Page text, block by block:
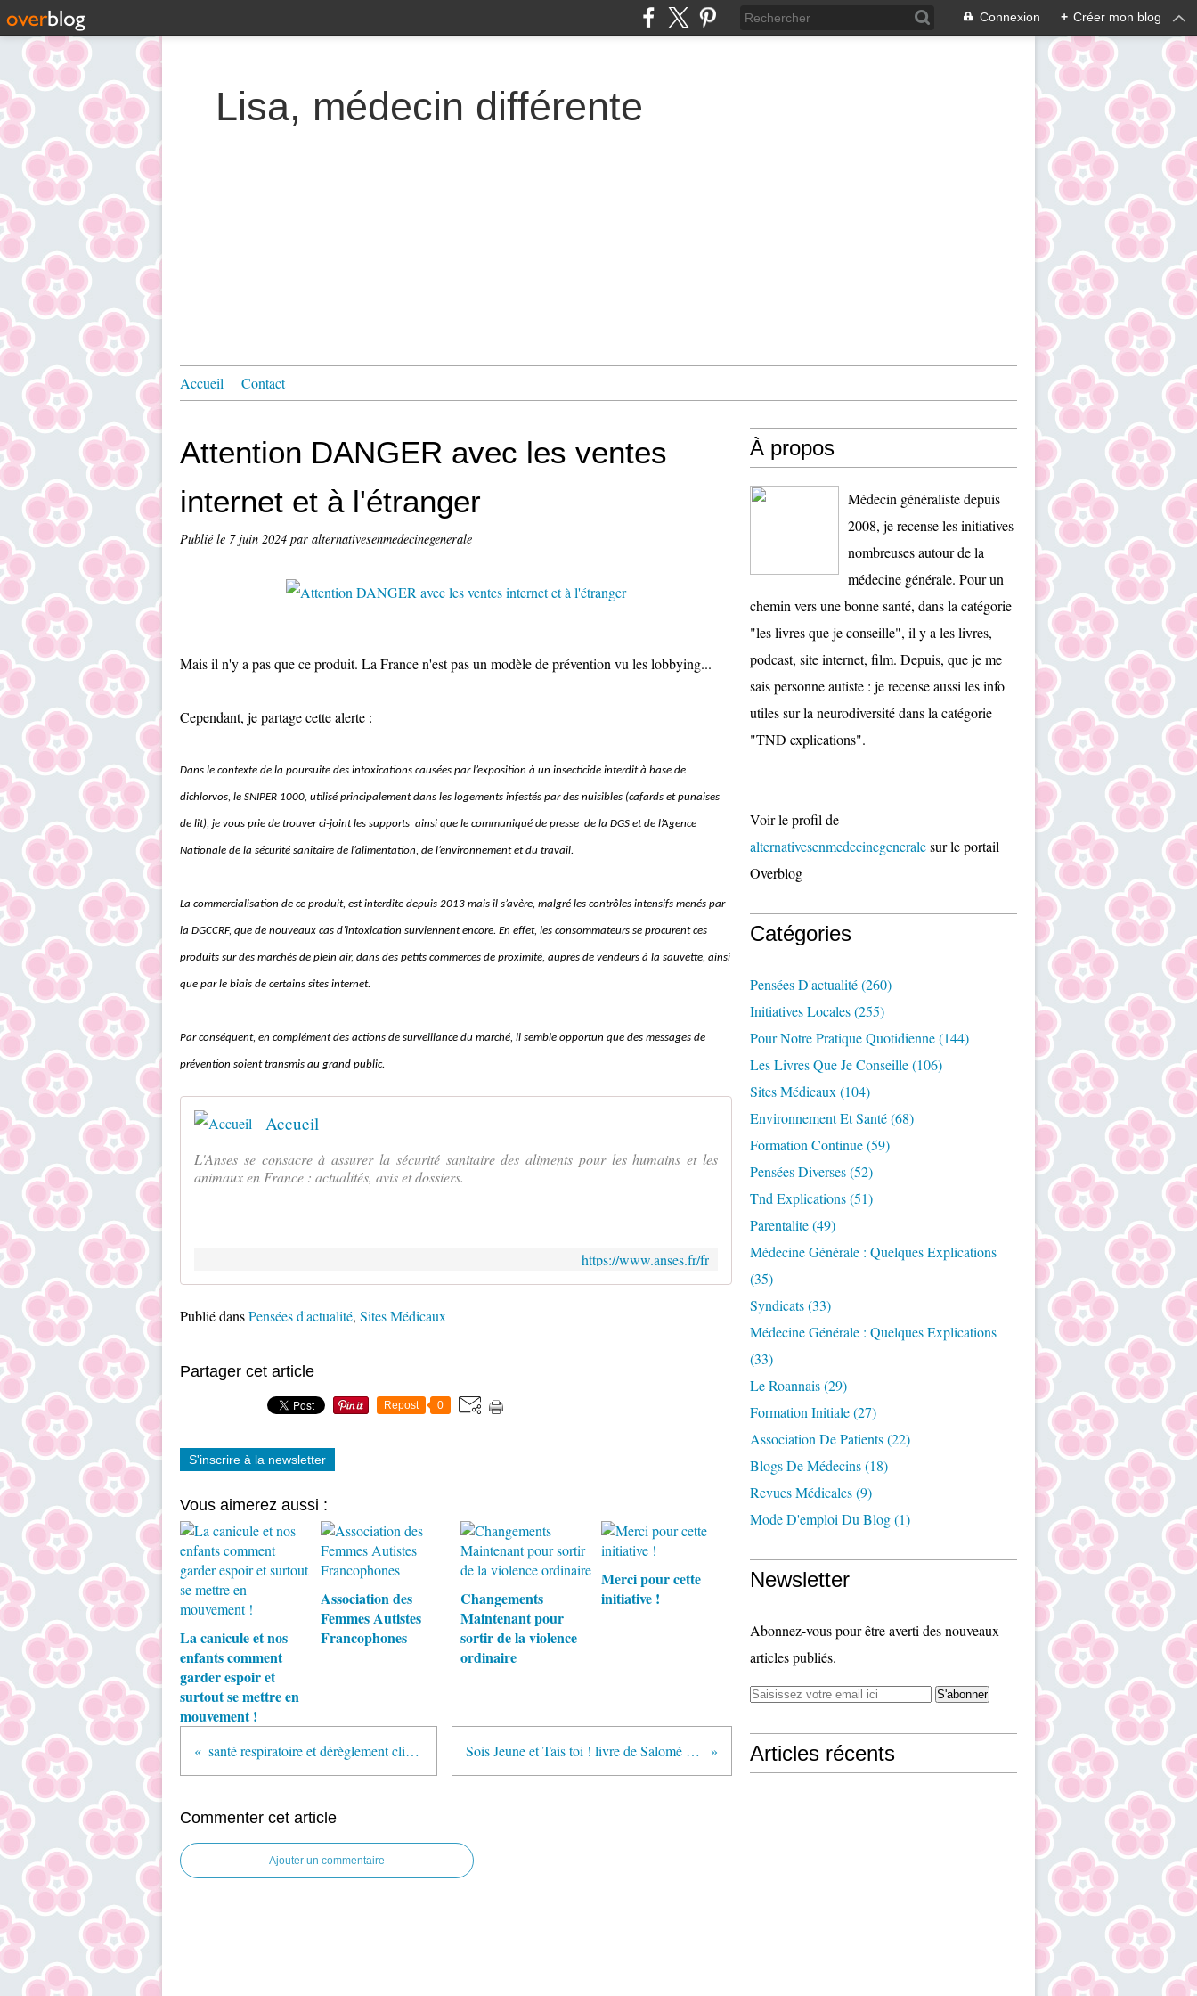
Connexion + Créer mon blog
Lisa, médecin différente
Accueil Contact
Attention DANGER avec les ventes
internet et à l'étranger
Publié le 7 juin 2024 par alternativesenmedecinegenerale
Mais il n'y a pas que ce produit. La France n'est pas un modèle de prévention vu les lobbying...
Cependant, je partage cette alerte :
Dans le contexte de la poursuite des intoxications causées par l’exposition à un insecticide interdit à base de
dichlorvos, le SNIPER 1000, utilisé principalement dans les logements infestés par des nuisibles (cafards et punaises
de lit), je vous prie de trouver ci-joint les supports ainsi que le communiqué de presse de la DGS et de l’Agence
Nationale de la sécurité sanitaire de l’alimentation, de l’environnement et du travail.
La commercialisation de ce produit, est interdite depuis 2013 mais il s’avère, malgré les contrôles intensifs menés par
la DGCCRF, que de nouveaux cas d’intoxication surviennent encore. En effet, les consommateurs se procurent ces
produits sur des marchés de plein air, dans des petits commerces de proximité, auprès de vendeurs à la sauvette, ainsi
que par le biais de certains sites internet.
Par conséquent, en complément des actions de surveillance du marché, il semble opportun que des messages de
prévention soient transmis au grand public.
Accueil
L'Anses se consacre à assurer la sécurité sanitaire des aliments pour les humains et les
animaux en France : actualités, avis et dossiers.
https://www.anses.fr/fr
Publié dansPensées d'actualité, Sites Médicaux
Partager cet article
Repost 0
S'inscrire à la newsletter
Vous aimerez aussi :
La canicule et nos
enfants comment
garder espoir et
surtout se mettre en
mouvement !
Association des
Femmes Autistes
Francophones
Changements
Maintenant pour
sortir de la violence
ordinaire
Merci pour cette
initiative !
santé respiratoire et dérèglement climatique Sois Jeune et Tais toi ! livre de Salomé SAQUE
Commenter cet article
Ajouter un commentaire
À propos
Médecin généraliste depuis
2008, je recense les initiatives
nombreuses autour de la
médecine générale. Pour un
chemin vers une bonne santé, dans la catégorie
"les livres que je conseille", il y a les livres,
podcast, site internet, film. Depuis, que je me
sais personne autiste : je recense aussi les info
utiles sur la neurodiversité dans la catégorie
"TND explications".
Voir le profil de
alternativesenmedecinegeneralesur le portail
Overblog
Catégories
Pensées D'actualité(260)
Initiatives Locales(255)
Pour Notre Pratique Quotidienne(144)
Les Livres Que Je Conseille(106)
Sites Médicaux (104)
Environnement Et Santé(68)
Formation Continue(59)
Pensées Diverses(52)
Tnd Explications(51)
Parentalite(49)
Médecine Générale : Quelques Explications
(35)
Syndicats(33)
Médecine Générale : Quelques Explications
(33)
Le Roannais(29)
Formation Initiale(27)
Association De Patients(22)
Blogs De Médecins(18)
Revues Médicales(9)
Mode D'emploi Du Blog(1)
Newsletter
Abonnez-vous pour être averti des nouveaux
articles publiés.
Articles récents